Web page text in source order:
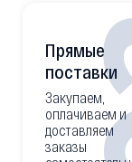
Прямые
поставки
Закупаем,
оплачиваем и
доставляем
заказы